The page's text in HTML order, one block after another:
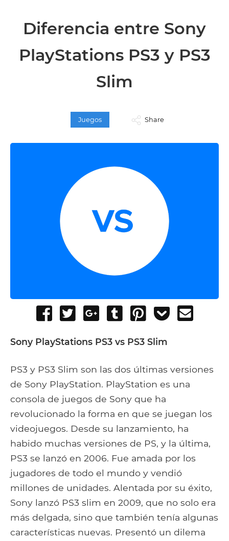
Diferencia entre Sony
PlayStations PS3 y PS3
Slim
Juegos Share
Share
Facebook
Tweet
Share
Google+
Post
Tumblr
Pin
Add
Sony PlayStations PS3 vs PS3 Slim
PS3 y PS3 Slim son las dos últimas versiones
de Sony PlayStation. PlayStation es una
consola de juegos de Sony que ha
revolucionado la forma en que se juegan los
videojuegos. Desde su lanzamiento, ha
habido muchas versiones de PS, y la última,
PS3 se lanzó en 2006. Fue amada por los
jugadores de todo el mundo y vendió
millones de unidades. Alentada por su éxito,
Sony lanzó PS3 slim en 2009, que no solo era
más delgada, sino que también tenía algunas
características nuevas. Presentó un dilema